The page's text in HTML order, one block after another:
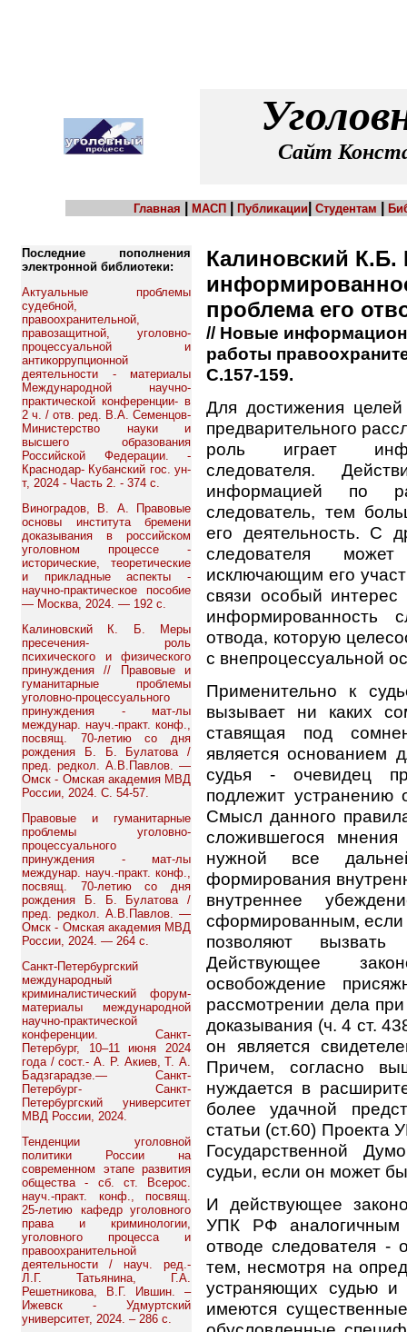
Сайт
Главная МАСП Публикации Студентам
Последние пополнения
электронной библиотеки:
Актуальные проблемы
судебной,
правоохранительной,
правозащитной, уголовно-
процессуальной и
антикоррупционной
деятельности - материалы
Международной научно-
практической конференции- в
2 ч. / отв. ред. В.А. Семенцов-
Министерство науки и
высшего образования
Российской Федерации. -
Краснодар- Кубанский гос. ун-
т, 2024 - Часть 2. - 374 с.
Виноградов, В. А. Правовые
основы института бремени
доказывания в российском
уголовном процессе -
исторические, теоретические
и прикладные аспекты -
научно-практическое пособие
— Москва, 2024. — 192 с.
Калиновский К. Б. Меры
пресечения- роль
психического и физического
принуждения // Правовые и
гуманитарные проблемы
уголовно-процессуального
принуждения - мат-лы
междунар. науч.-практ. конф.,
посвящ. 70-летию со дня
рождения Б. Б. Булатова /
пред. редкол. А.В.Павлов. —
Омск - Омская академия МВД
России, 2024. С. 54-57.
Правовые и гуманитарные
проблемы уголовно-
процессуального
принуждения - мат-лы
междунар. науч.-практ. конф.,
посвящ. 70-летию со дня
рождения Б. Б. Булатова /
пред. редкол. А.В.Павлов. —
Омск - Омская академия МВД
России, 2024. — 264 с.
Санкт-Петербургский
международный
криминалистический форум-
материалы международной
научно-практической
конференции. Санкт-
Петербург, 10–11 июня 2024
года / сост.- А. Р. Акиев, Т. А.
Бадзгарадзе.— Санкт-
Петербург- Санкт-
Петербургский университет
МВД России, 2024.
Тенденции уголовной
политики России на
современном этапе развития
общества - сб. ст. Всерос.
науч.-практ. конф., посвящ.
25-летию кафедр уголовного
права и криминологии,
уголовного процесса и
правоохранительной
деятельности / науч. ред.-
Л.Г. Татьянина, Г.А.
Решетникова, В.Г. Ившин. –
Ижевск - Удмуртский
университет, 2024. – 286 с.
Калиновский К.Б.
проблема его
// Новые
работы
С.157-159.
Для достижения
предварительного
роль играет
следователя.
информацией по
следователь, тем
его деятельность. С
следователя может
исключающим его
связи особый интерес
информированность
отвода, которую
с внепроцессуальной
Применительно к
вызывает ни каких
ставящая под
является основанием
судья - очевидец
подлежит устранению
Смысл данного
сложившегося
нужной все
формирования
внутреннее
сформированным, если
позволяют
Действующее
освобождение
рассмотрении дела
доказывания (ч. 4 ст.
он является
Причем, согласно
нуждается в
более удачной
статьи (ст.60) Проекта
Государственной
судьи, если он может
И действующее
УПК РФ аналогичным
отводе следователя -
тем, несмотря на
устраняющих судью и
имеются